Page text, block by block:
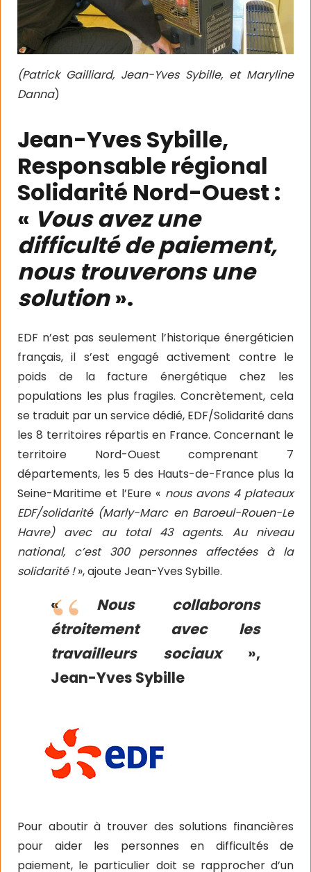
(Patrick Gailliard, Jean-Yves Sybille, et Maryline
Danna)
Jean-Yves Sybille,
Responsable régional
Solidarité Nord-Ouest :
« Vous avez une
difficulté de paiement,
nous trouverons une
solution».
EDF n’est pas seulement l’historique énergéticien
français, il s’est engagé activement contre le
poids de la facture énergétique chez les
populations les plus fragiles. Concrètement, cela
se traduit par un service dédié, EDF/Solidarité dans
les 8 territoires répartis en France. Concernant le
territoire Nord-Ouest comprenant 7
départements, les 5 des Hauts-de-France plus la
Seine-Maritime et l’Eure « nous avons 4 plateaux
EDF/solidarité (Marly-Marc en Baroeul-Rouen-Le
Havre) avec au total 43 agents. Au niveau
national, c’est 300 personnes affectées à la
solidarité !», ajoute Jean-Yves Sybille.
«Nous collaborons
étroitement avec les
travailleurs sociaux»,
Jean-Yves Sybille
Pour aboutir à trouver des solutions financières
pour aider les personnes en difficultés de
paiement, le particulier doit se rapprocher d’un